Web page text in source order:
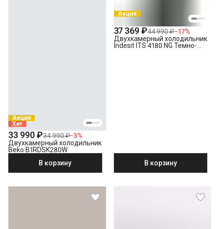
Акция
Хит
33 990 ₽34 990 ₽−3%
Двухкамерный холодильник
Beko B1RDSK280W
В корзину
Акция
37 369 ₽44 990 ₽−17%
Двухкамерный холодильник
Indesit ITS 4180 NG Темно-
В корзину